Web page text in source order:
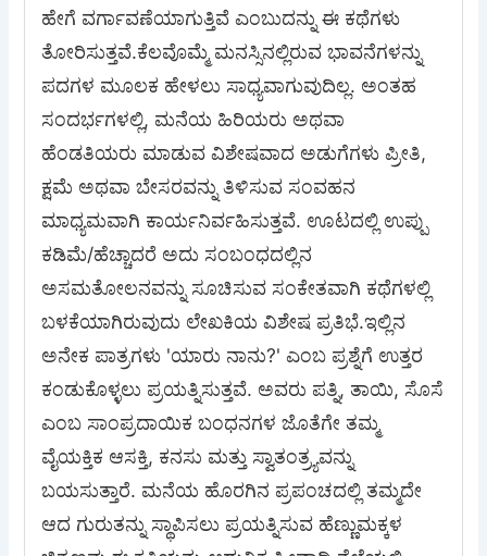
ಹೇಗೆ ವರ್ಗಾವಣೆಯಾಗುತ್ತಿವೆ ಎಂಬುದನ್ನು ಈ ಕಥೆಗಳು
ತೋರಿಸುತ್ತವೆ.ಕೆಲವೊಮ್ಮೆ ಮನಸ್ಸಿನಲ್ಲಿರುವ ಭಾವನೆಗಳನ್ನು
ಪದಗಳ ಮೂಲಕ ಹೇಳಲು ಸಾಧ್ಯವಾಗುವುದಿಲ್ಲ. ಅಂತಹ
ಸಂದರ್ಭಗಳಲ್ಲಿ, ಮನೆಯ ಹಿರಿಯರು ಅಥವಾ
ಹೆಂಡತಿಯರು ಮಾಡುವ ವಿಶೇಷವಾದ ಅಡುಗೆಗಳು ಪ್ರೀತಿ,
ಕ್ಷಮೆ ಅಥವಾ ಬೇಸರವನ್ನು ತಿಳಿಸುವ ಸಂವಹನ
ಮಾಧ್ಯಮವಾಗಿ ಕಾರ್ಯನಿರ್ವಹಿಸುತ್ತವೆ. ಊಟದಲ್ಲಿ ಉಪ್ಪು
ಕಡಿಮೆ/ಹೆಚ್ಚಾದರೆ ಅದು ಸಂಬಂಧದಲ್ಲಿನ
ಅಸಮತೋಲನವನ್ನು ಸೂಚಿಸುವ ಸಂಕೇತವಾಗಿ ಕಥೆಗಳಲ್ಲಿ
ಬಳಕೆಯಾಗಿರುವುದು ಲೇಖಕಿಯ ವಿಶೇಷ ಪ್ರತಿಭೆ.ಇಲ್ಲಿನ
ಅನೇಕ ಪಾತ್ರಗಳು 'ಯಾರು ನಾನು?' ಎಂಬ ಪ್ರಶ್ನೆಗೆ ಉತ್ತರ
ಕಂಡುಕೊಳ್ಳಲು ಪ್ರಯತ್ನಿಸುತ್ತವೆ. ಅವರು ಪತ್ನಿ, ತಾಯಿ, ಸೊಸೆ
ಎಂಬ ಸಾಂಪ್ರದಾಯಿಕ ಬಂಧನಗಳ ಜೊತೆಗೇ ತಮ್ಮ
ವೈಯಕ್ತಿಕ ಆಸಕ್ತಿ, ಕನಸು ಮತ್ತು ಸ್ವಾತಂತ್ರ್ಯವನ್ನು
ಬಯಸುತ್ತಾರೆ. ಮನೆಯ ಹೊರಗಿನ ಪ್ರಪಂಚದಲ್ಲಿ ತಮ್ಮದೇ
ಆದ ಗುರುತನ್ನು ಸ್ಥಾಪಿಸಲು ಪ್ರಯತ್ನಿಸುವ ಹೆಣ್ಣುಮಕ್ಕಳ